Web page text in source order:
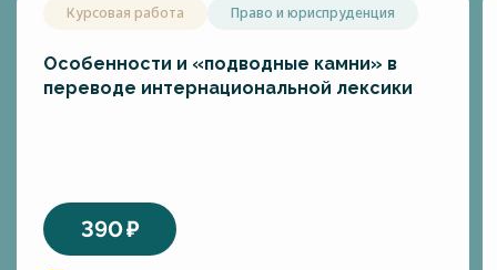
Курсовая работа Право и юриспруденция
Особенности и «подводные камни» в
переводе интернациональной лексики
390₽